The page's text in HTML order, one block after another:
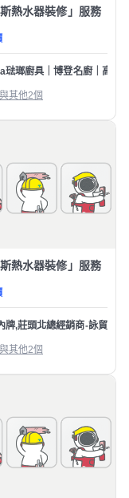
維修洗衣機 冷氣清潔保養
熱水器裝修」服務
琺瑯廚具｜博登名廚｜高雄
與其他2個
熱水器裝修」服務
牌,莊頭北總經銷商-詠貿廚藝
與其他2個